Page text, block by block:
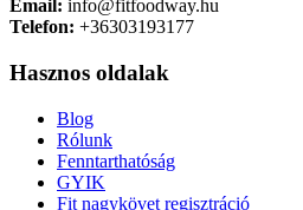
Email: info@fitfoodway.hu
Telefon: +36303193177
Hasznos oldalak
Blog
Rólunk
Fenntarthatóság
GYIK
Fit nagykövet regisztráció